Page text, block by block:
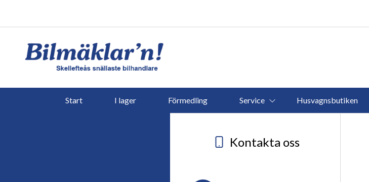
Start I lager Förmedling Service Husvagnsbutiken
Kontakta oss